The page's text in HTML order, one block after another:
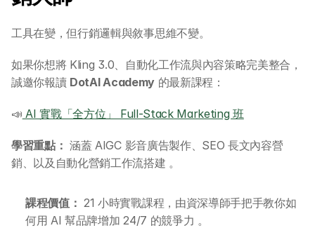
工具在變，但行銷邏輯與敘事思維不變。
如果你想將 Kling 3.0、自動化工作流與內容策略完美整合，
誠邀你報讀 DotAI Academy 的最新課程：
📣 AI 實戰「全方位」 Full-Stack Marketing 班
學習重點： 涵蓋 AIGC 影音廣告製作、SEO 長文內容營
銷、以及自動化營銷工作流搭建 。
課程價值： 21 小時實戰課程，由資深導師手把手教你如
何用 AI 幫品牌增加 24/7 的競爭力 。